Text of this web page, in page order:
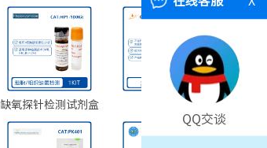
缺氧探针检测试剂盒 人AB血清
QQ交谈